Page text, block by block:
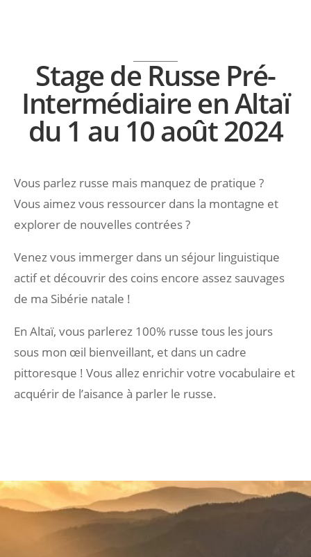
Stage de Russe Pré-
Intermédiaire en Altaï
du 1 au 10 août 2024
Vous parlez russe mais manquez de pratique ?
Vous aimez vous ressourcer dans la montagne et
explorer de nouvelles contrées ?
Venez vous immerger dans un séjour linguistique
actif et découvrir des coins encore assez sauvages
de ma Sibérie natale !
En Altaï, vous parlerez 100% russe tous les jours
sous mon œil bienveillant, et dans un cadre
pittoresque ! Vous allez enrichir votre vocabulaire et
acquérir de l’aisance à parler le russe.